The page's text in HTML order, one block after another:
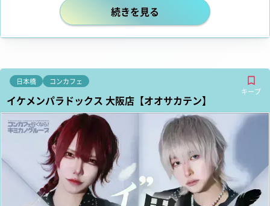
🍷ミナミの熟女キャバクラ【旬響
続きを見る
日本橋
コンカフェ
キープ
イケメンパラドックス 大阪店【オオサカテン】